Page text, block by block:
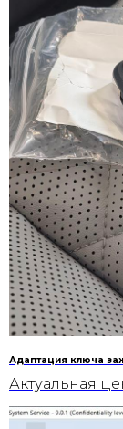
Адаптация ключа
Актуальная